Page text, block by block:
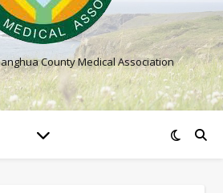
County Medical Association